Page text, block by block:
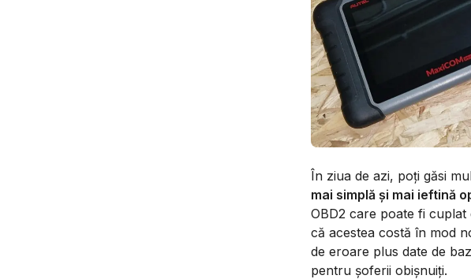
În ziua de azi, poți găsi
mai simplă și mai ieftină
OBD2 care poate fi
că acestea costă în mod
de eroare plus date de
pentru șoferii obișnuiți.